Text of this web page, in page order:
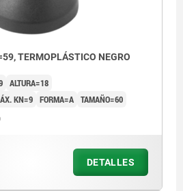
TERMOPLÁSTICO NEGRO
ALTURA=18
KN=9 FORMA=A TAMAÑO=60
DETALLES